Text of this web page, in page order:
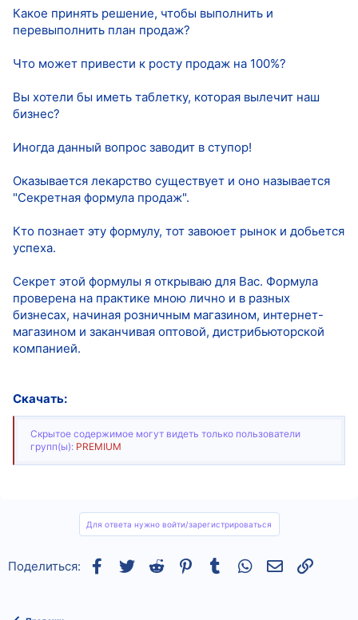
Какое принять решение, чтобы выполнить и
перевыполнить план продаж?
Что может привести к росту продаж на 100%?
Вы хотели бы иметь таблетку, которая вылечит наш
бизнес?
Иногда данный вопрос заводит в ступор!
Оказывается лекарство существует и оно называется
"Секретная формула продаж".
Кто познает эту формулу, тот завоюет рынок и добьется
успеха.
Секрет этой формулы я открываю для Вас. Формула
проверена на практике мною лично и в разных
бизнесах, начиная розничным магазином, интернет-
магазином и заканчивая оптовой, дистрибьюторской
компанией.
Скачать:
Скрытое содержимое могут видеть только пользователи
групп(ы): PREMIUM
Для ответа нужно войти/зарегистрироваться
Поделиться: Facebook
TwitterReddit Pinterest
Tumblr WhatsAppСсылка